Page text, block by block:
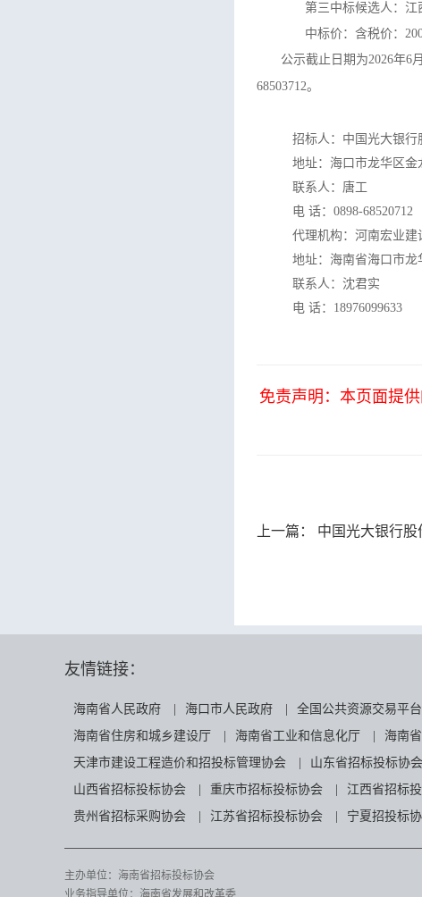
第三中标候选人：江
中标价： 含税价：
公示截止日期为2026年6
68503712。
招标人：中国光大银
地址： 海口市龙华区金
联系人： 唐工
电 话： 0898-68520712
代理机构：河南宏业建
地址： 海南省海口市龙
联系人：沈君实
电 话：18976099633
免责声明：本页面提
上一篇： 中国光大银行股份有
友情链接：
海南省人民政府 海口市人民政府 全国公共资源交易平台
海南省住房和城乡建设厅
海南省工业和信息化厅 海南
天津市建设工程造价和招投标管理协会
山东省招标投标协会
山西省招标投标协会
重庆市招标投标协会 江西省招标
贵州省招标采购协会
江苏省招标投标协会 宁夏招投标
主办单位：海南省招标投标协会
业务指导单位：海南省发展和改革委